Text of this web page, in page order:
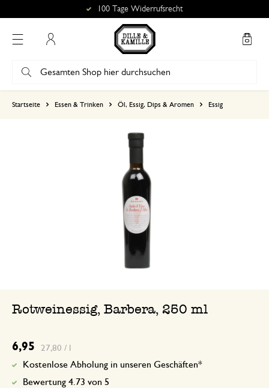
100 Tage Widerrufsrecht
Startseite Essen & Trinken Öl, Essig, Dips & Aromen Essig
Rotweinessig, Barbera, 250 ml
6,95 27,80 / l
Kostenlose Abholung in unseren Geschäften*
Bewertung 4.73 von 5